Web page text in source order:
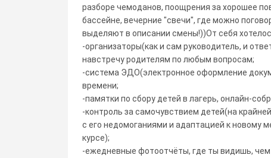
разборе чемоданов, поощрения за хорошее
бассейне, вечерние "свечи", где можно
выделяют в описании смены!))От себя
-организаторы(как и сам руководитель, и
навстречу родителям по любым вопросам;
-система ЭДО(электронное оформление
времени;
-памятки по сбору детей в лагерь, онлайн-
-контроль за самочувствием детей(на
с его недомоганиями и адаптацией к новому
курсе);
-ежедневные фотоотчёты, где ты видишь, чем